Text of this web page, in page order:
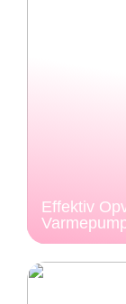
Effektiv